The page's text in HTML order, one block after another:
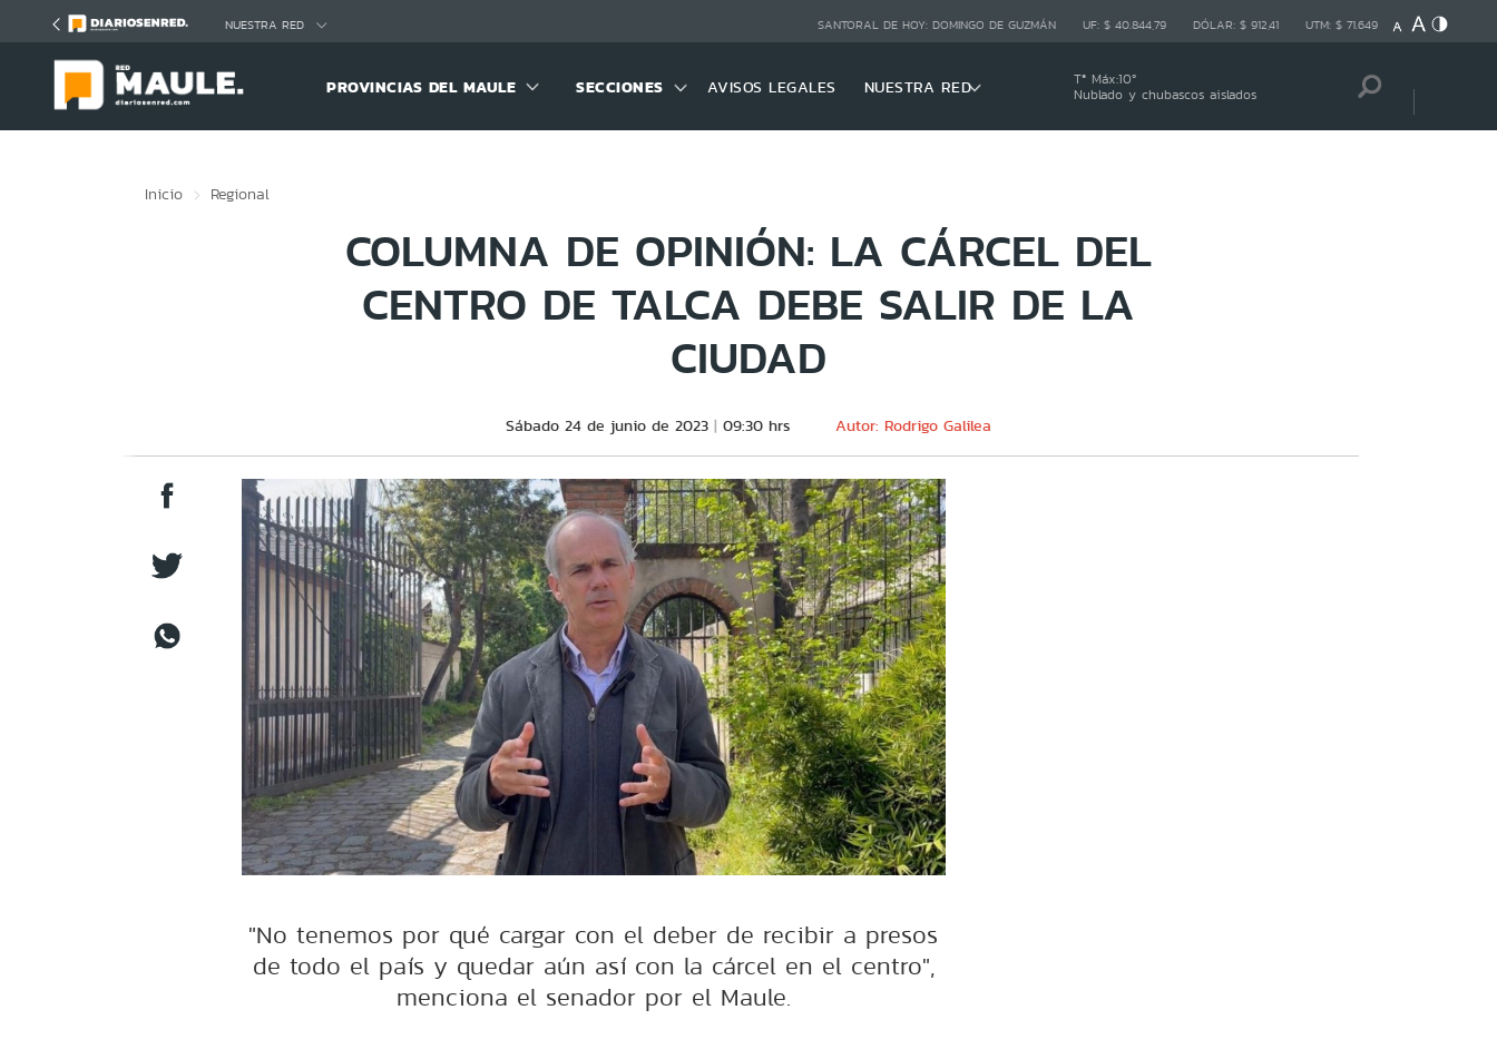
NUESTRA RED SANTORAL DE HOY: DOMINGO DE GUZMÁN UF: $ 40.844,79 DÓLAR: $ 912,41 UTM: $ 71.649
PROVINCIAS DEL MAULE SECCIONES AVISOS LEGALES NUESTRA RED Tª Máx:10º
Nublado y chubascos aislados
Inicio Regional
COLUMNA DE OPINIÓN: LA CÁRCEL DEL
CENTRO DE TALCA DEBE SALIR DE LA
CIUDAD
Sábado 24 de junio de 2023 09:30 hrs Autor: Rodrigo Galilea
"No tenemos por qué cargar con el deber de recibir a presos
de todo el país y quedar aún así con la cárcel en el centro",
menciona el senador por el Maule.